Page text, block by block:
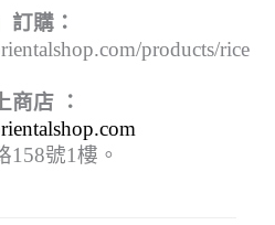
訂購：
products/rice
商店 ：
號1樓。